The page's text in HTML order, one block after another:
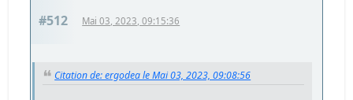
#512 Mai 03, 2023, 09:15:36
Citation de: ergodea le Mai 03, 2023, 09:08:56